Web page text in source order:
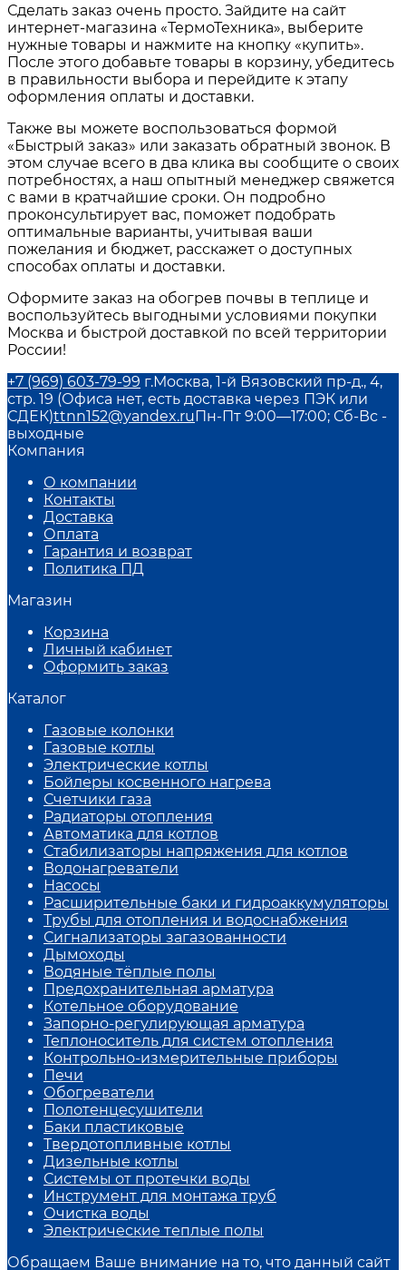
Сделать заказ очень просто. Зайдите на сайт
интернет-магазина «ТермоТехника», выберите
нужные товары и нажмите на кнопку «купить».
После этого добавьте товары в корзину, убедитесь
в правильности выбора и перейдите к этапу
оформления оплаты и доставки.
Также вы можете воспользоваться формой
«Быстрый заказ» или заказать обратный звонок. В
этом случае всего в два клика вы сообщите о своих
потребностях, а наш опытный менеджер свяжется
с вами в кратчайшие сроки. Он подробно
проконсультирует вас, поможет подобрать
оптимальные варианты, учитывая ваши
пожелания и бюджет, расскажет о доступных
способах оплаты и доставки.
Оформите заказ на обогрев почвы в теплице и
воспользуйтесь выгодными условиями покупки
Москва и быстрой доставкой по всей территории
России!
+7 (969) 603-79-99 г.Москва, 1-й Вязовский пр-д., 4,
стр. 19 (Офиса нет, есть доставка через ПЭК или
СДЕК)ttnn152@yandex.ruПн-Пт 9:00—17:00; Сб-Вс -
выходные
Компания
О компании
Контакты
Доставка
Оплата
Гарантия и возврат
Политика ПД
Магазин
Корзина
Личный кабинет
Оформить заказ
Каталог
Газовые колонки
Газовые котлы
Электрические котлы
Бойлеры косвенного нагрева
Счетчики газа
Радиаторы отопления
Автоматика для котлов
Стабилизаторы напряжения для котлов
Водонагреватели
Насосы
Расширительные баки и гидроаккумуляторы
Трубы для отопления и водоснабжения
Сигнализаторы загазованности
Дымоходы
Водяные тёплые полы
Предохранительная арматура
Котельное оборудование
Запорно-регулирующая арматура
Теплоноситель для систем отопления
Контрольно-измерительные приборы
Печи
Обогреватели
Полотенцесушители
Баки пластиковые
Твердотопливные котлы
Дизельные котлы
Системы от протечки воды
Инструмент для монтажа труб
Очистка воды
Электрические теплые полы
Обращаем Ваше внимание на то, что данный сайт